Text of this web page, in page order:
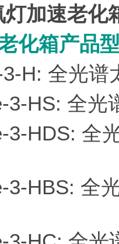
灯加速老化
化箱产品
H: 全光谱
3-HS: 全光
3-HDS: 全
3-HBS: 全